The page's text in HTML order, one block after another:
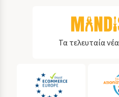
Τα τελευταία